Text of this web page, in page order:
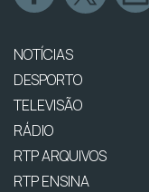
NOTÍCIAS
DESPORTO
TELEVISÃO
RÁDIO
RTP ARQUIVOS
RTP ENSINA